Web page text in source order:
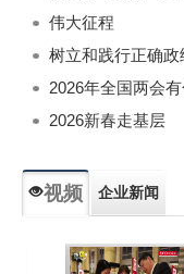
伟大征程
树立和践行正确政
2026年全国两会
2026新春走基层
视频 企业新闻